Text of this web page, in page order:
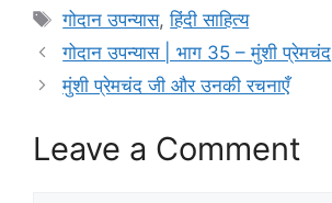
Tags
गोदान उपन्यास,हिंदी साहित्य
गोदान उपन्यास | भाग 35 – मुंशी प्रेमचंद
मुंशी प्रेमचंद जी और उनकी रचनाएँ
Leave a Comment